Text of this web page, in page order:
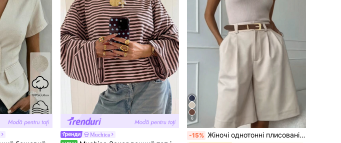
Muchica
6
-15% Жіночі однотонні плисовані повсякденні шорти з кишенями для щоденного носіння влітку, легкий стиль